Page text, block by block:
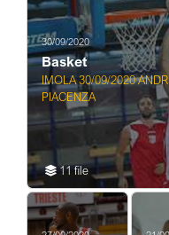
30/09/2020
Basket
IMOLA 30/09/2020
PIACENZA
11 file